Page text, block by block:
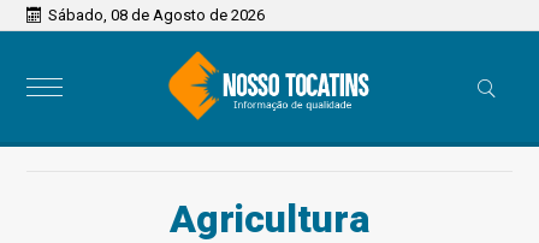
Sábado, 08 de Agosto de 2026
Agricultura